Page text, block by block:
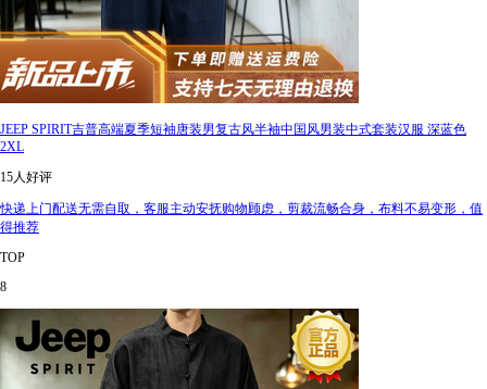
JEEP SPIRIT吉普高端夏季短袖唐装男复古风半袖中国风男装中式套装汉服 深蓝色
2XL
15人好评
快递上门配送无需自取，客服主动安抚购物顾虑，剪裁流畅合身，布料不易变形，值
得推荐
TOP
8